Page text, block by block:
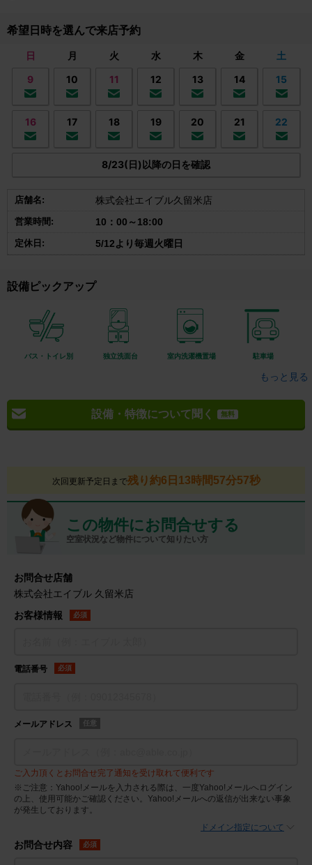
希望日時を選んで来店予約
日 月 火 水 木 金
土
9
10 11 12 13 14 15
16 17 18 19 20 21 22
8/23(日)以降の日を確認
店舗名: 株式会社エイブル久留米店
営業時間: 10：00～18:00
定休日: 5/12より毎週火曜日
設備ピックアップ
バス・トイレ別 独立洗面台 室内洗濯機置場 駐車場
もっと見る
設備・特徴について聞く 無料
次回更新予定日まで残り約6日13時間57分56秒
この物件にお問合せする
空室状況など物件について知りたい方
お問合せ店舗
株式会社エイブル 久留米店
お客様情報
必須
電話番号 必須
メールアドレス 任意
ご入力頂くとお問合せ完了通知を受け取れて便利です
※ご注意：Yahoo!メールを入力される際は、一度Yahoo!メールへログイン
の上、使用可能かご確認ください。Yahoo!メールへの返信が出来ない事象
が発生しております。
ドメイン指定について
お問合せ内容 必須